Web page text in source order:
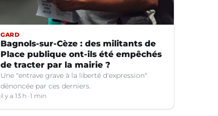
GARD
Bagnols-sur-Cèze : des militants de
Place publique ont-ils été empêchés
de tracter par la mairie ?
Une "entrave grave à la liberté d'expression"
dénoncée par ces derniers.
il y a 13 h 1 min